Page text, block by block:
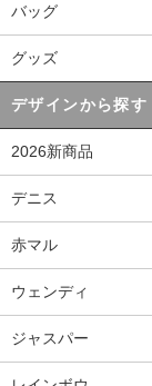
バッグ
グッズ
デザインから探す
2026新商品
デニス
赤マル
ウェンディ
ジャスパー